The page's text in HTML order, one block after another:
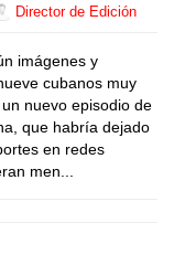
Director de Edición
imágenes y
cubanos muy
nuevo episodio de
que habría dejado
en redes
men...